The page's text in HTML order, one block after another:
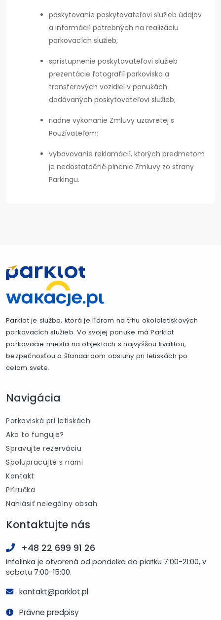
poskytovanie poskytovateľovi služieb údajov
a informácií potrebných na realizáciu
parkovacích služieb;
sprístupnenie poskytovateľovi služieb
prezentácie fotografií parkoviska a
transferových vozidiel v ponukách
dodávaných poskytovateľovi služieb;
riadne vykonanie Zmluvy uzavretej s
Používateľom;
vybavovanie reklamácií, ktorých predmetom
je nedostatočné plnenie Zmluvy zo strany
Parkingu.
Parklot je služba, ktorá je lídrom na trhu okololetiskových
parkovacích služieb. Vo svojej ponuke má Parklot
parkovacie miesta na objektoch s najvyššou kvalitou,
bezpečnosťou a štandardom obsluhy pri letiskách po
celom svete.
Navigácia
Parkoviská pri letiskách
Ako to funguje?
Spravujte rezerváciu
Spolupracujte s nami
Kontakt
Príručka
Nahlásiť nelegálny obsah
Kontaktujte nás
+48 22 699 91 26
Infolinka je otvorená od pondelka do piatku 7:00-21:00, v
sobotu 7:00-15:00.
kontakt@parklot.pl
Právne predpisy